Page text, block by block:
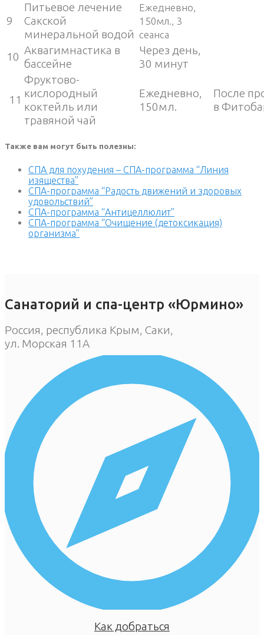
9
Питьевое лечение
Сакской
минеральной водой
Ежедневно,
150мл., 3
сеанса
10 Аквагимнастика в
бассейне
Через день,
30 минут
11
Фруктово-
кислородный
коктейль или
травяной чай
Ежедневно,
150мл.
После
в
Также вам могут быть полезны:
СПА для похудения – СПА-программа “Линия
изящества”
СПА-программа “Радость движений и здоровых
удовольствий”
СПА-программа “Антицеллюлит”
СПА-программа “Очищение (детоксикация)
организма”
Санаторий и спа-центр «Юрмино»
Россия, республика Крым, Саки,
ул. Морская 11А
Как добраться